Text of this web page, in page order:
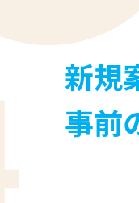
新規
事前